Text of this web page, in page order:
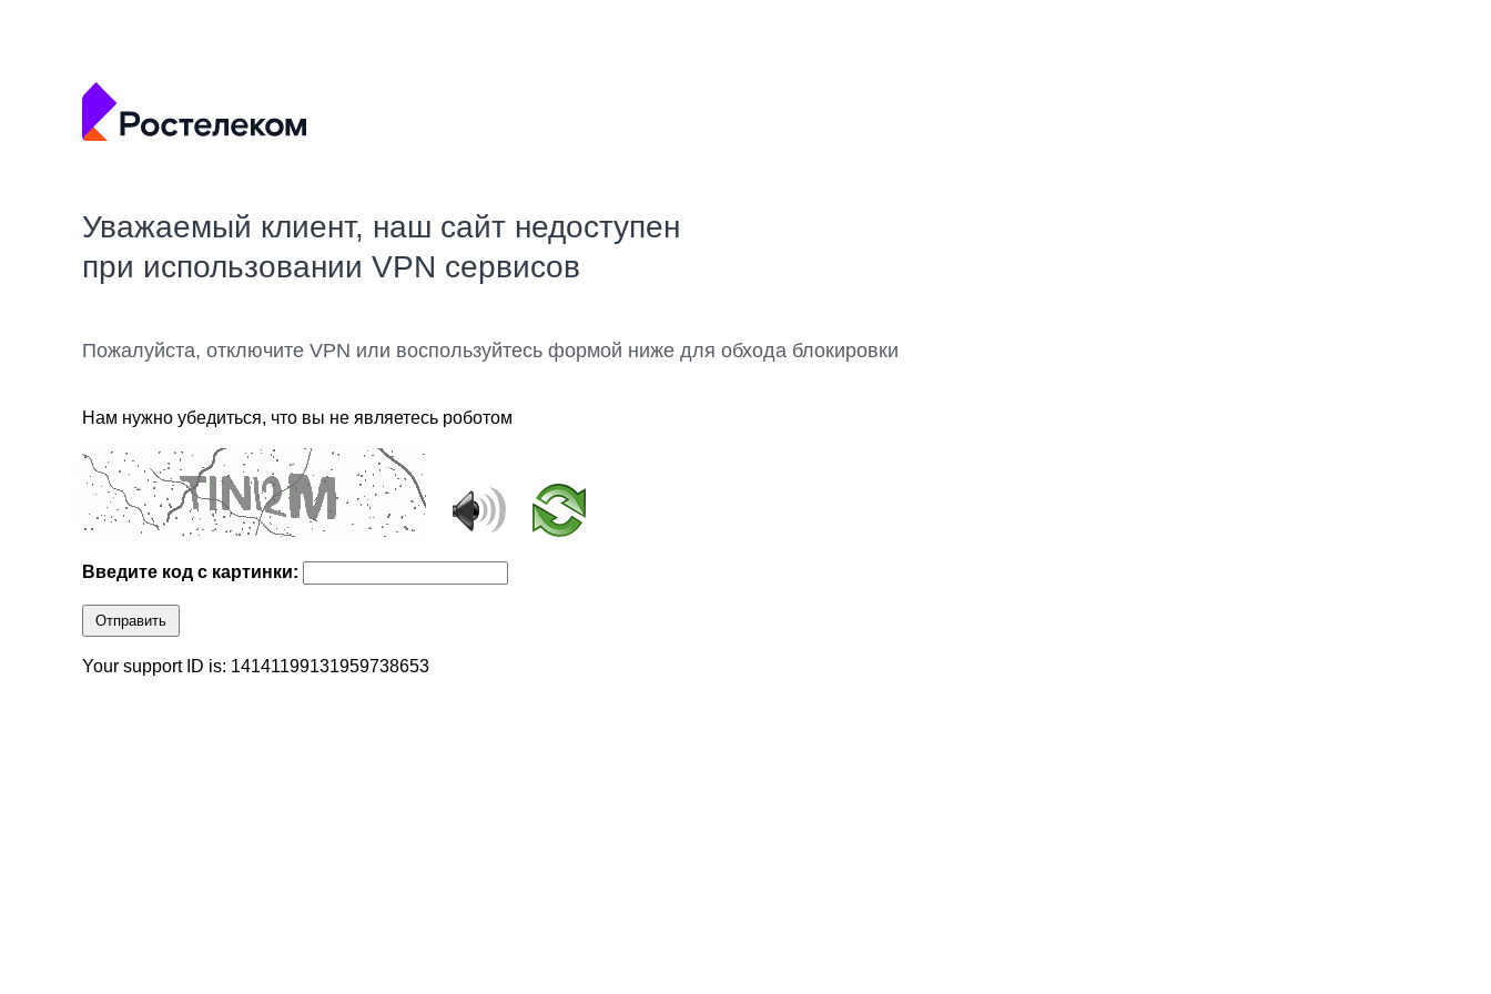
Уважаемый клиент, наш сайт недоступен
при использовании VPN сервисов
Пожалуйста, отключите VPN или воспользуйтесь формой ниже для обхода блокировки
Нам нужно убедиться, что вы не являетесь роботом
Введите код с картинки:
Отправить
Your support ID is: 14141199131959738653